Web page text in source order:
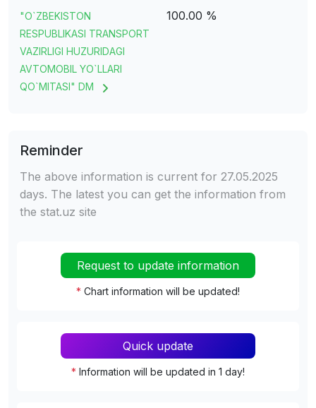
"O`ZBEKISTON
RESPUBLIKASI TRANSPORT
VAZIRLIGI HUZURIDAGI
AVTOMOBIL YO`LLARI
QO`MITASI" DM
100.00 %
Reminder
The above information is current for 27.05.2025
days. The latest you can get the information from
the stat.uz site
Request to update information
* Chart information will be updated!
Quick update
* Information will be updated in 1 day!